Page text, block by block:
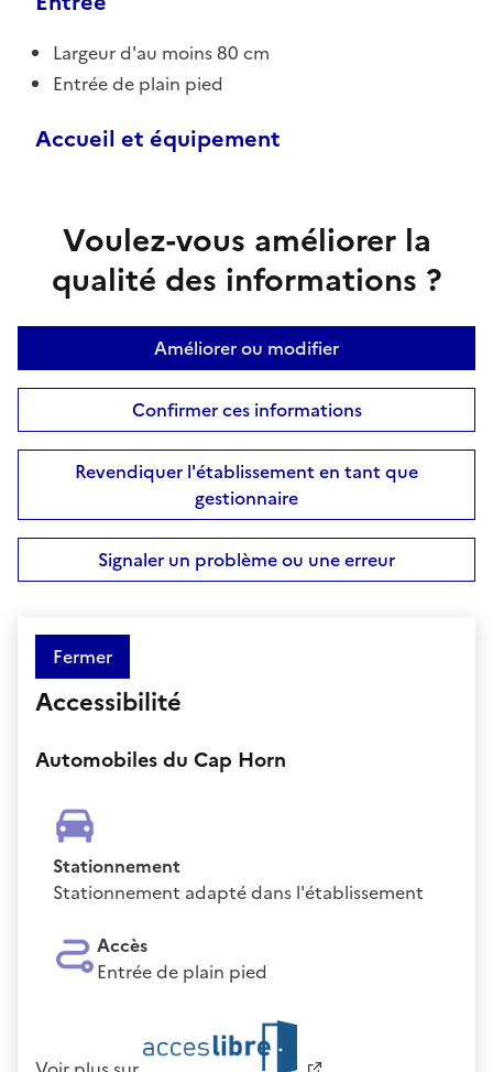
Largeur d'au moins 80 cm
Entrée de plain pied
Accueil et équipement
Voulez-vous améliorer la
qualité des informations ?
Améliorer ou modifier
Confirmer ces informations
Revendiquer l'établissement en tant que
gestionnaire
Signaler un problème ou une erreur
Fermer
Accessibilité
Automobiles du Cap Horn
Stationnement
Stationnement adapté dans l'établissement
Accès
Entrée de plain pied